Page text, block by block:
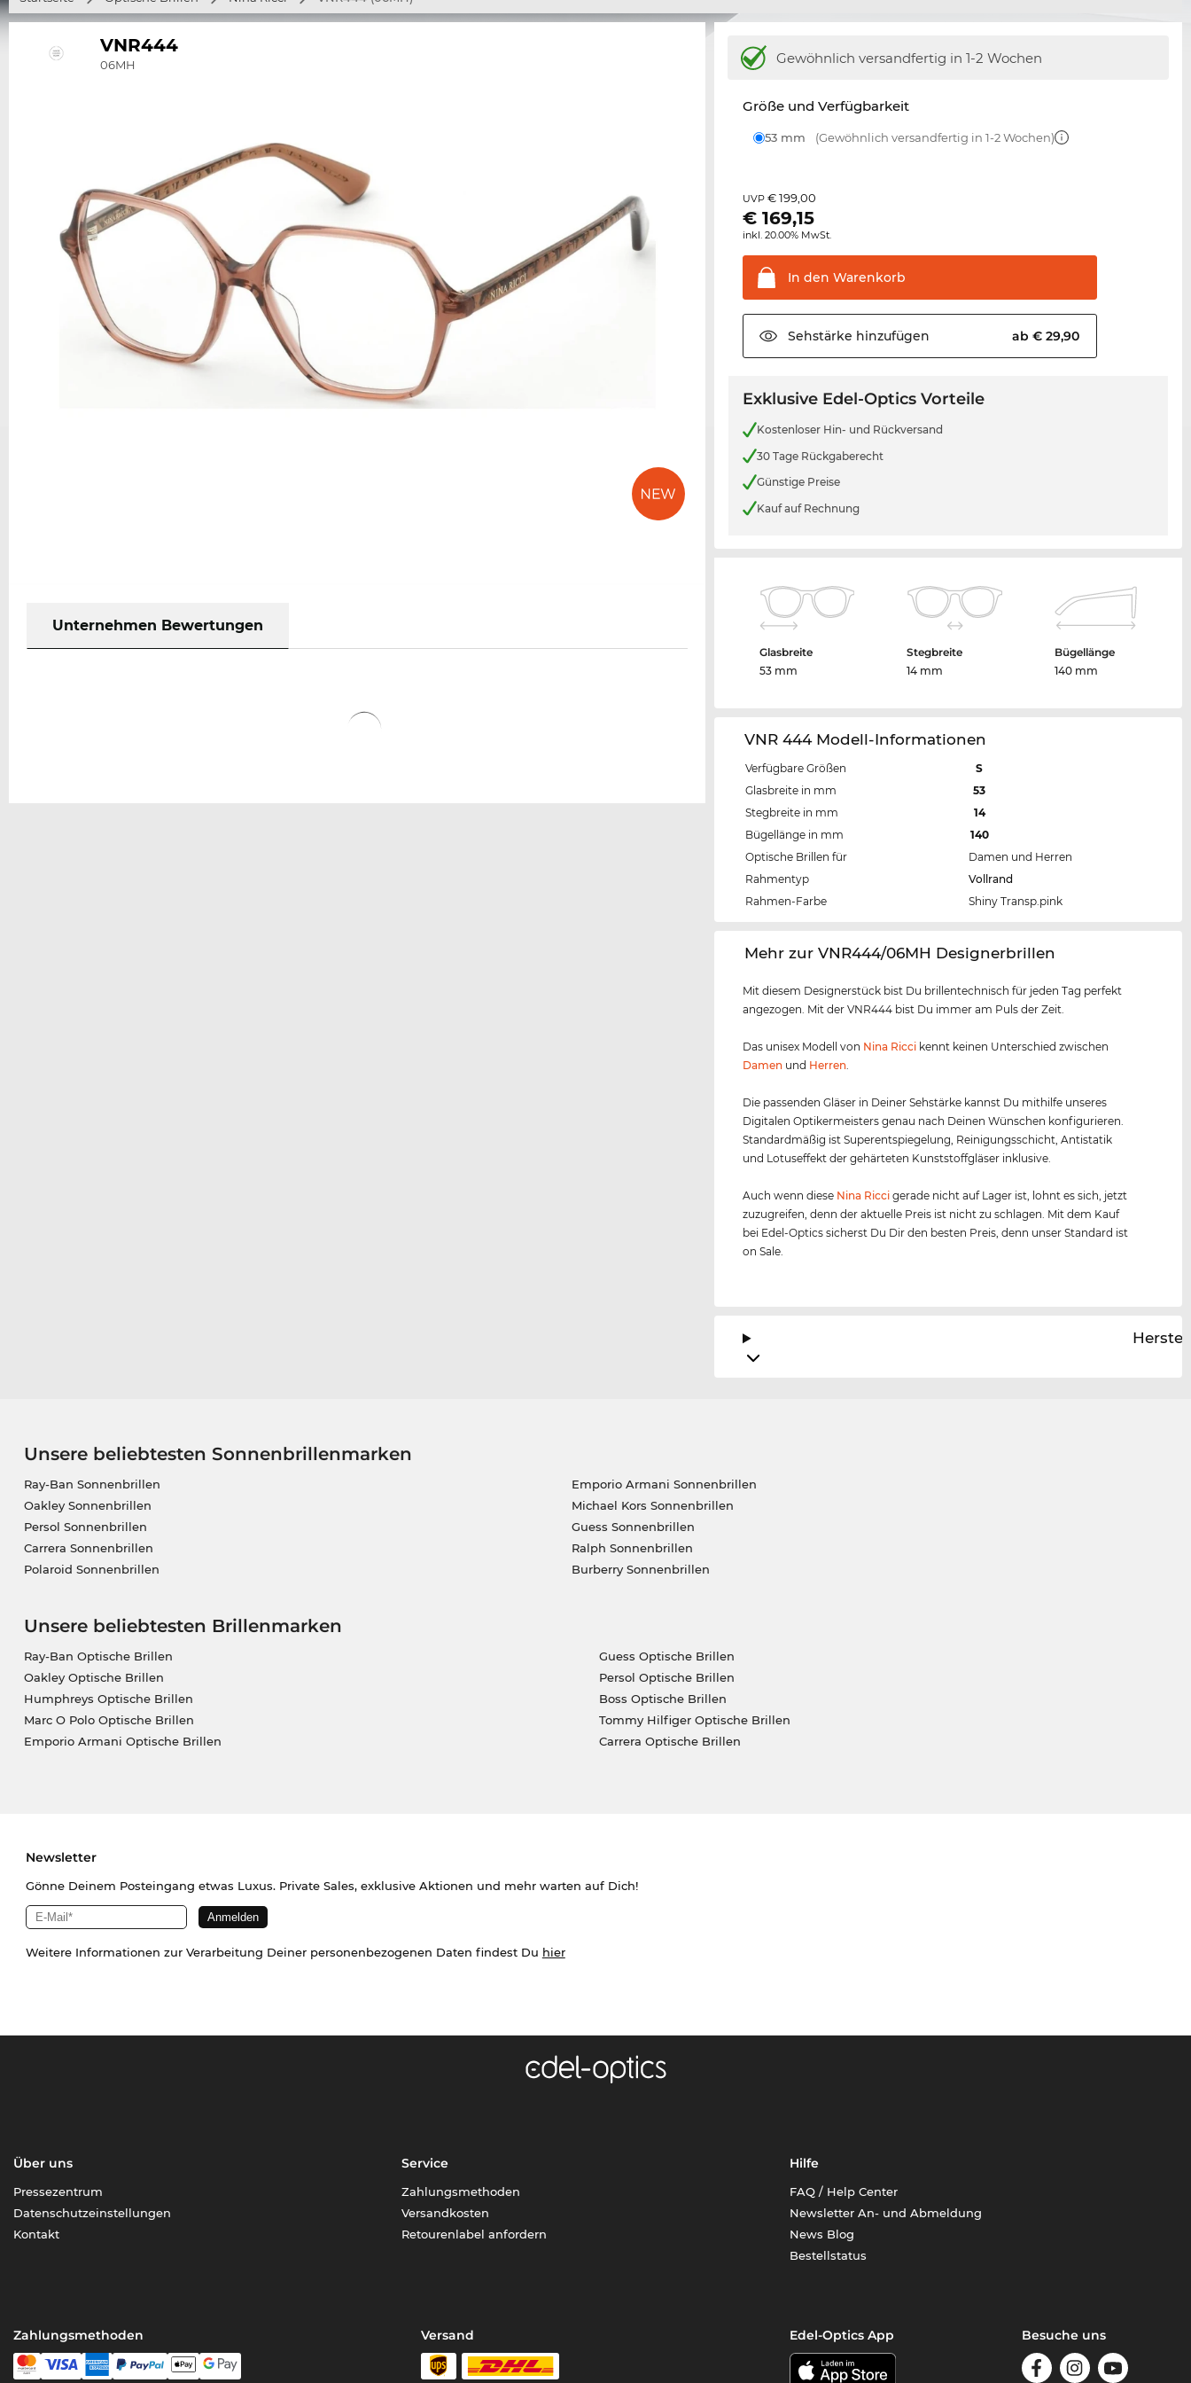
VNR444
06MH
Unternehmen Bewertungen
Gewöhnlich versandfertig in 1-2 Wochen
Größe und Verfügbarkeit
53 mm (Gewöhnlich versandfertig in 1-2 Wochen)
UVP€ 199,00
€169,15
inkl. 20.00% MwSt.
In den Warenkorb
Sehstärke hinzufügen ab € 29,90
Exklusive Edel-Optics Vorteile
Kostenloser Hin- und Rückversand
30 Tage Rückgaberecht
Günstige Preise
Kauf auf Rechnung
Glasbreite
53 mm
Stegbreite
14 mm
Bügellänge
140 mm
VNR 444 Modell-Informationen
Verfügbare Größen
S
Glasbreite in mm
53
Stegbreite in mm
14
Bügellänge in mm
140
Optische Brillen für
Damen und Herren
Rahmentyp
Vollrand
Rahmen-Farbe
Shiny Transp.pink
‌Mehr zur VNR444/06MH Designerbrillen
Mit diesem Designerstück bist Du brillentechnisch für jeden Tag perfekt
angezogen. Mit der VNR444 bist Du immer am Puls der Zeit.
Das unisex Modell von Nina Ricci kennt keinen Unterschied zwischen
Damen und Herren.
Die passenden Gläser in Deiner Sehstärke kannst Du mithilfe unseres
Digitalen Optikermeisters genau nach Deinen Wünschen konfigurieren.
Standardmäßig ist Superentspiegelung, Reinigungsschicht, Antistatik
und Lotuseffekt der gehärteten Kunststoffgläser inklusive.
Auch wenn diese Nina Ricci gerade nicht auf Lager ist, lohnt es sich, jetzt
zuzugreifen, denn der aktuelle Preis ist nicht zu schlagen. Mit dem Kauf
bei Edel-Optics sicherst Du Dir den besten Preis, denn unser Standard ist
on Sale.
Unsere beliebtesten Sonnenbrillenmarken
Ray-Ban Sonnenbrillen
Oakley Sonnenbrillen
Persol Sonnenbrillen
Carrera Sonnenbrillen
Polaroid Sonnenbrillen
Emporio Armani Sonnenbrillen
Michael Kors Sonnenbrillen
Guess Sonnenbrillen
Ralph Sonnenbrillen
Burberry Sonnenbrillen
Unsere beliebtesten Brillenmarken
Ray-Ban Optische Brillen
Oakley Optische Brillen
Humphreys Optische Brillen
Marc O Polo Optische Brillen
Emporio Armani Optische Brillen
Guess Optische Brillen
Persol Optische Brillen
Boss Optische Brillen
Tommy Hilfiger Optische Brillen
Carrera Optische Brillen
Newsletter
Gönne Deinem Posteingang etwas Luxus. Private Sales, exklusive Aktionen und mehr warten auf Dich!
Weitere Informationen zur Verarbeitung Deiner personenbezogenen Daten findest Du hier
Über uns
Pressezentrum
Datenschutzeinstellungen
Kontakt
Service
Zahlungsmethoden
Versandkosten
Retourenlabel anfordern
Hilfe
FAQ / Help Center
Newsletter An- und Abmeldung
News Blog
Bestellstatus
Zahlungsmethoden Versand Edel-Optics App Besuche uns